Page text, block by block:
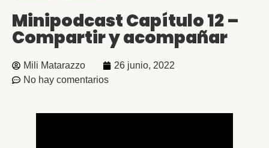
Minipodcast Capítulo 12 –
Compartir y acompañar
Mili Matarazzo
26 junio, 2022
No hay comentarios